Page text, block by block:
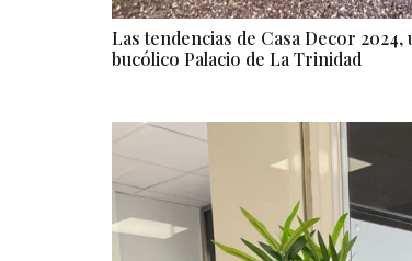
Las tendencias de Casa Decor
bucólico Palacio de La Trinidad